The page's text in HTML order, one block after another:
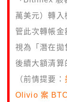
萬美元）轉
管此次轉帳金
視為「潛在拋
後續大額清算
（前情提要：
Olivio 案